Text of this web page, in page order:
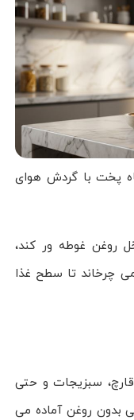
پخت با گردش هوای
روغن غوطه ور کند،
چرخاند تا سطح غذا
سبزیجات و حتی
بدون روغن آماده می